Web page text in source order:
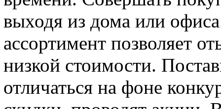
выходя из дома или
ассортимент позволяет
низкой стоимости.
отличаться на фоне